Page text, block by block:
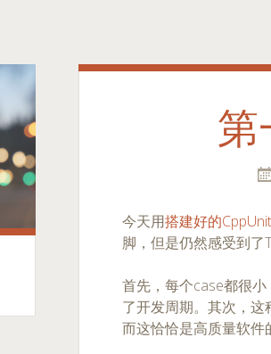
第
今天用搭建好的
脚，但是仍然感受到了
首先，每个case都很
了开发周期。其次，这
而这恰恰是高质量软件